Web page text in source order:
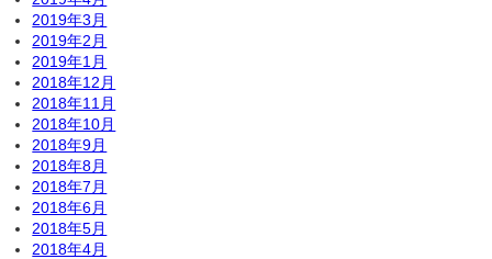
2019年3月
2019年2月
2019年1月
2018年12月
2018年11月
2018年10月
2018年9月
2018年8月
2018年7月
2018年6月
2018年5月
2018年4月